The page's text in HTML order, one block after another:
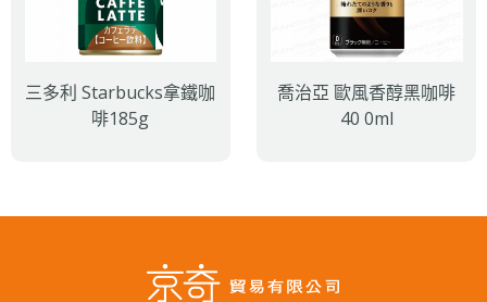
三多利 Starbucks拿鐵咖
啡185g
喬治亞 歐風香醇黑咖啡
40 0ml